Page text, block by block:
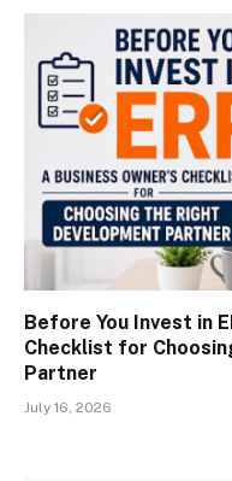
Before You Invest in
Checklist for
Partner
July 16, 2026